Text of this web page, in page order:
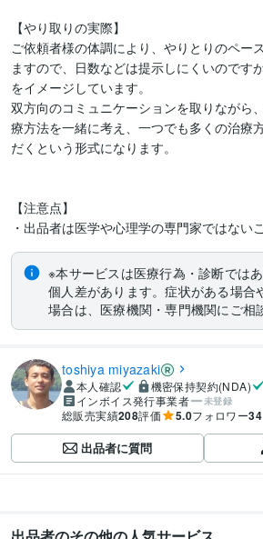
【やり取りの実際】
ご依頼者様の体調により、やりとりのペー
ますので、日数などは提示しにくいのです
をイメージしています。
双方向のコミュニケーションを取りながら
療方法を一緒に考え、一つでも多くの治療
だくという形式になります。
【注意点】
・出品者は医学や心理学の専門家ではない
※本サービスは医療行為・診断では
個人差があります。症状がある場合
場合は、医療機関・専門機関にご相
toshiya miyazaki
本人確認
機密保持契約(NDA)
インボイス発行事業者
未登録
総販売実績208評価 5.0フォロワー34
出品者に質問